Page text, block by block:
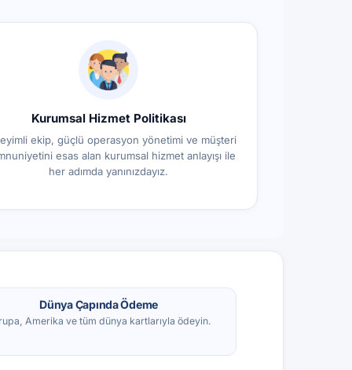
Kurumsal Hizmet Politikası
ekip, güçlü operasyon yönetimi ve müşteri
esas alan kurumsal hizmet anlayışı ile
her adımda yanınızdayız.
Dünya Çapında Ödeme
Amerika ve tüm dünya kartlarıyla ödeyin.